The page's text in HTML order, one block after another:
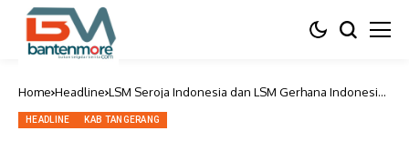
Home Headline LSM Seroja Indonesia dan LSM Gerhana Indonesia
HEADLINE KAB TANGERANG